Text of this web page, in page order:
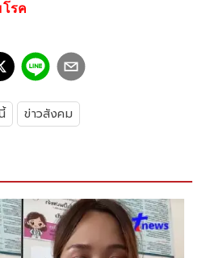
รค
ข่าวสังคม